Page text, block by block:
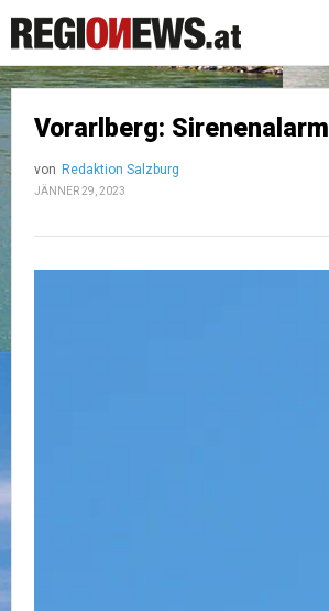
Vorarlberg:
von Redaktion Salzburg
JÄNNER 29, 2023